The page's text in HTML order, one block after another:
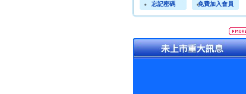
忘記密碼 免費加入會員